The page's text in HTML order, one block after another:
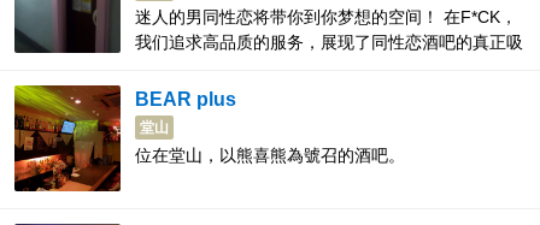
迷人的男同性恋将带你到你梦想的空间！ 在F*CK，
我们追求高品质的服务，展现了同性恋酒吧的真正吸
个性化的服务，得到了很多客户的好评。 我们相
信，让您了解F*CK魅力的最好方法就是先来参观我
们。 业内最好的男同性恋在等着你
BEAR plus
堂山
位在堂山，以熊喜熊為號召的酒吧。